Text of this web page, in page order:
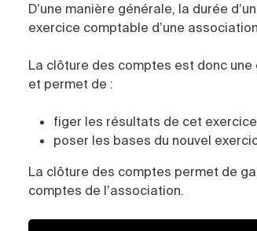
D’une manière générale, la durée
exercice comptable d’une
La clôture des comptes est donc
et permet de :
figer les résultats de cet
poser les bases du nouvel
La clôture des comptes permet de
comptes de l’association.